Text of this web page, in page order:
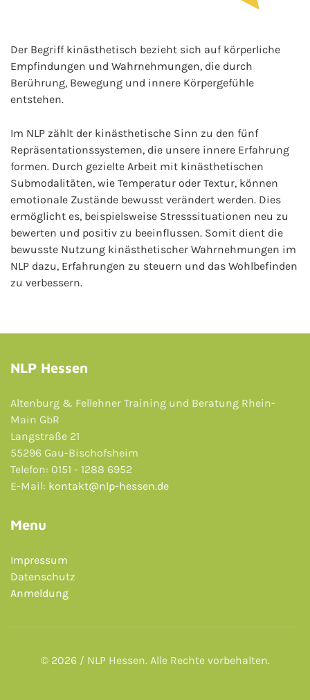
Der Begriff kinästhetisch bezieht sich auf körperliche
Empfindungen und Wahrnehmungen, die durch
Berührung, Bewegung und innere Körpergefühle
entstehen.
Im NLP zählt der kinästhetische Sinn zu den fünf
Repräsentationssystemen, die unsere innere Erfahrung
formen. Durch gezielte Arbeit mit kinästhetischen
Submodalitäten, wie Temperatur oder Textur, können
emotionale Zustände bewusst verändert werden. Dies
ermöglicht es, beispielsweise Stresssituationen neu zu
bewerten und positiv zu beeinflussen. Somit dient die
bewusste Nutzung kinästhetischer Wahrnehmungen im
NLP dazu, Erfahrungen zu steuern und das Wohlbefinden
zu verbessern.
NLP Hessen
Altenburg & Fellehner Training und Beratung Rhein-
Main GbR
Langstraße 21
55296 Gau-Bischofsheim
Telefon: 0151 - 1288 6952
E-Mail: kontakt@nlp-hessen.de
Menu
Impressum
Datenschutz
Anmeldung
© 2026 / NLP Hessen. Alle Rechte vorbehalten.